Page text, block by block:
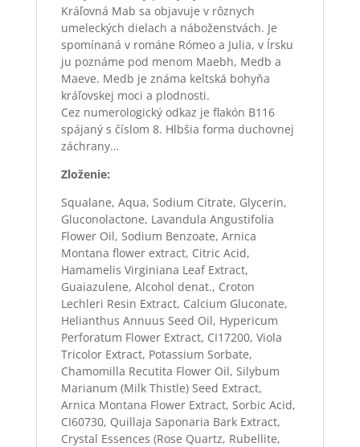
Kráľovná Mab sa objavuje v rôznych
umeleckých dielach a náboženstvách. Je
spomínaná v románe Rómeo a Julia, v Írsku
ju poznáme pod menom Maebh, Medb a
Maeve. Medb je známa keltská bohyňa
kráľovskej moci a plodnosti.
Cez numerologický odkaz je flakón B116
spájaný s číslom 8. Hlbšia forma duchovnej
záchrany…
Zloženie:
Squalane, Aqua, Sodium Citrate, Glycerin,
Gluconolactone, Lavandula Angustifolia
Flower Oil, Sodium Benzoate, Arnica
Montana flower extract, Citric Acid,
Hamamelis Virginiana Leaf Extract,
Guaiazulene, Alcohol denat., Croton
Lechleri Resin Extract, Calcium Gluconate,
Helianthus Annuus Seed Oil, Hypericum
Perforatum Flower Extract, CI17200, Viola
Tricolor Extract, Potassium Sorbate,
Chamomilla Recutita Flower Oil, Silybum
Marianum (Milk Thistle) Seed Extract,
Arnica Montana Flower Extract, Sorbic Acid,
CI60730, Quillaja Saponaria Bark Extract,
Crystal Essences (Rose Quartz, Rubellite,